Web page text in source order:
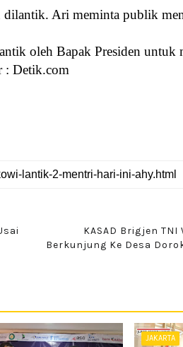
Ari meminta publik
oleh Bapak Presiden untuk
: Detik.com
KASAD Brigjen
Berkunjung Ke Desa
JAKARTA